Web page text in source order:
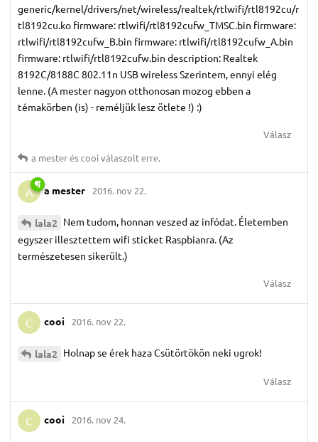
generic/kernel/drivers/net/wireless/realtek/rtlwifi/rtl8192cu/r
tl8192cu.ko firmware: rtlwifi/rtl8192cufw_TMSC.bin firmware:
rtlwifi/rtl8192cufw_B.bin firmware: rtlwifi/rtl8192cufw_A.bin
firmware: rtlwifi/rtl8192cufw.bin description: Realtek
8192C/8188C 802.11n USB wireless Szerintem, ennyi elég
lenne. (A mester nagyon otthonosan mozog ebben a
témakörben (is) - reméljük lesz ötlete !) :)
Válasz
a mesteréscooiválaszolt erre.
A a mester 2016. nov 22.
lala2 Nem tudom, honnan veszed az infódat. Életemben
egyszer illesztettem wifi sticket Raspbianra. (Az
természetesen sikerült.)
Válasz
C cooi 2016. nov 22.
lala2 Holnap se érek haza Csütörtökön neki ugrok!
Válasz
C cooi 2016. nov 24.